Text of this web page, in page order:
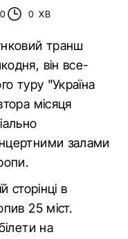
0 0 ХВ
транш
він все-
туру "Україна
місяця
залами
сторінці в
25 міст.
на